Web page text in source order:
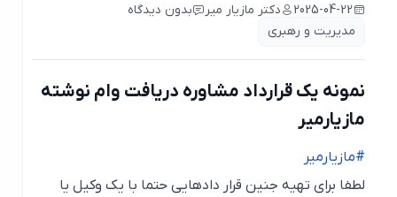
2025-04-22 دکتر مازیار میر
بدون دیدگاه
مدیریت و رهبری
نمونه یک قرارداد مشاوره دریافت وام نوشته
مازیارمیر
#مازیارمیر
لطفا برای تهیه جنین قرار دادهایی حتما با یک وکیل یا